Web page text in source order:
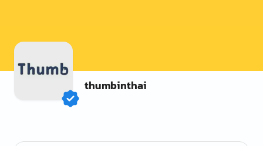
thumbinthai